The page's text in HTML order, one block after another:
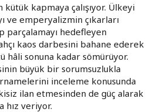
kütük kapmaya çalışıyor. Ülkeyi
ve emperyalizmin çıkarları
parçalamayı hedefleyen
kaos darbesini bahane ederek
hâli sonuna kadar sömürüyor.
büyük bir sorumsuzlukla
inceleme konusunda
ilan etmesinden de güç alarak
hız veriyor.